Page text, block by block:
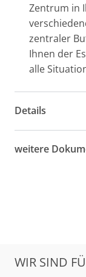
Zentrum in
zentraler
Ihnen der
alle
Details
weitere
WIR SIND